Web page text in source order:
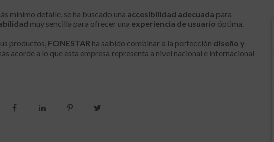
mínimo detalle, se ha buscado una accesibilidad adecuada para
muy sencilla para ofrecer una experiencia de usuario óptima.
productos, FONESTAR ha sabido combinar a la perfección diseño y
acorde a lo que esta empresa representa a nivel nacional e internacional